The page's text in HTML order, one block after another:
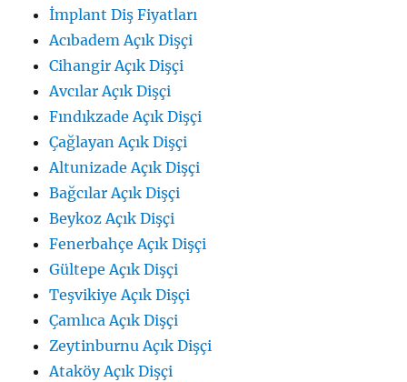
İmplant Diş Fiyatları
Acıbadem Açık Dişçi
Cihangir Açık Dişçi
Avcılar Açık Dişçi
Fındıkzade Açık Dişçi
Çağlayan Açık Dişçi
Altunizade Açık Dişçi
Bağcılar Açık Dişçi
Beykoz Açık Dişçi
Fenerbahçe Açık Dişçi
Gültepe Açık Dişçi
Teşvikiye Açık Dişçi
Çamlıca Açık Dişçi
Zeytinburnu Açık Dişçi
Ataköy Açık Dişçi